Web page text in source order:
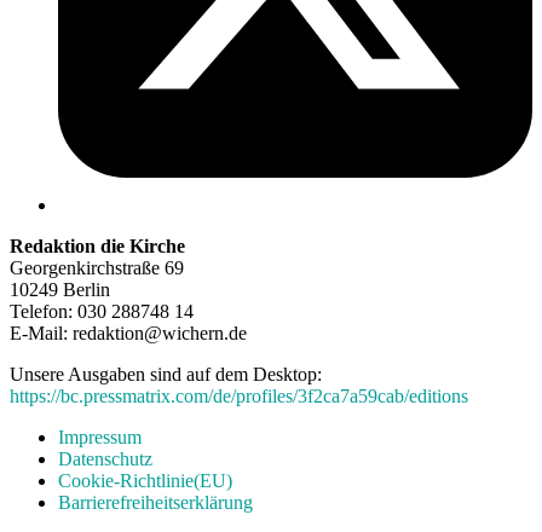
Redaktion die Kirche
Georgenkirchstraße 69
10249 Berlin
Telefon: 030 288748 14
E-Mail: redaktion@wichern.de
Unsere Ausgaben sind auf dem Desktop:
https://bc.pressmatrix.com/de/profiles/3f2ca7a59cab/editions
Impressum
Datenschutz
Cookie-Richtlinie(EU)
Barrierefreiheitserklärung